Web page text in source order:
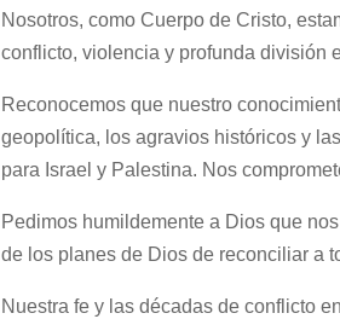
Nosotros, como Cuerpo de Cristo,
conflicto, violencia y profunda división
Reconocemos que nuestro
geopolítica, los agravios históricos y
para Israel y Palestina. Nos
Pedimos humildemente a Dios que
de los planes de Dios de reconciliar a
Nuestra fe y las décadas de conflicto